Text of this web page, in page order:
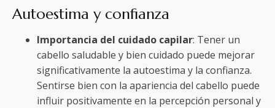
Autoestima y confianza
Importancia del cuidado capilar: Tener un
cabello saludable y bien cuidado puede mejorar
significativamente la autoestima y la confianza.
Sentirse bien con la apariencia del cabello puede
influir positivamente en la percepción personal y